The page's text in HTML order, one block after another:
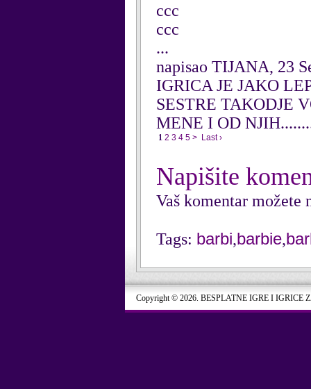
ccc
ccc
...
napisao TIJANA, 23
IGRICA JE JAKO
SESTRE TAKODJE
MENE I OD
1 2 3 4 5 > Last ›
Napišite
Vaš komentar možete
Tags: barbi,barbie,
Copyright © 2026. BESPLATNE IGRE I IGRICE